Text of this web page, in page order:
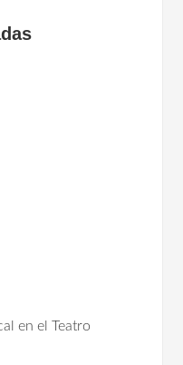
en el Teatro